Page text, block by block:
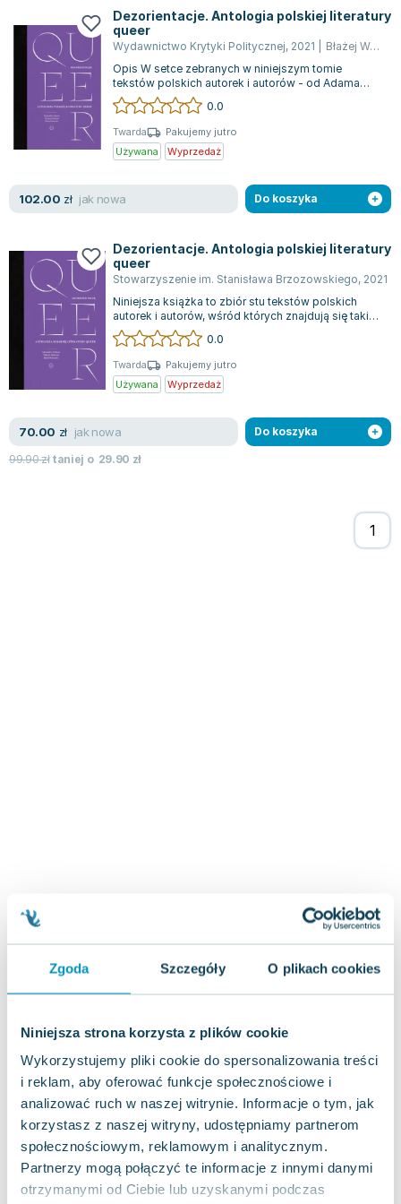
Zgoda Szczegóły O plikach cookies
Niniejsza strona korzysta z plików cookie
Wykorzystujemy pliki cookie do spersonalizowania treści
i reklam, aby oferować funkcje społecznościowe i
analizować ruch w naszej witrynie. Informacje o tym, jak
korzystasz z naszej witryny, udostępniamy partnerom
społecznościowym, reklamowym i analitycznym.
Partnerzy mogą połączyć te informacje z innymi danymi
otrzymanymi od Ciebie lub uzyskanymi podczas
Książki o naukach politycznych dla studentów
Książki do nauk przyrodniczych dla studentów
Książki do nauk społecznych dla studentów
Książki do nauk ścisłych dla studentów
Prawo - książki dla studentów
Technologia żywności - książki
Zarządzanie i marketing - książki
Nauka języków obcych - książki
Podręczniki dla nauczycieli - metodyka
Bolesław Prus
Clive Cussler
Wanda Chotomska
Józef Ignacy Kraszewski
Clive Staples Lewis
Martyna Wojciechowska
Melissa De la Cruz
Blanka Lipińska
Jaś Kapela
Witold Gadowski
Jan Pietrzak
Marcin Kowalczyk
Piotr Zychowicz
Joanna Jabłczyńska
Piotr Kościelny
Zygmunt Freud
Agata Passent
Michel Moran
Małgorzata Ohme
Maddie Ziegler
Joanna Racewicz
Janina Zającówna
Anna Prus (oprac.)
Nela Mała Reporterka
Agnieszka Maciąg
Barbara Wrzesińska
Terry Pratchett
Virginia Woolf
Dezorientacje. Antologia polskiej literatury
queer
Wydawnictwo Krytyki Politycznej, 2021
Błażej Warkocki
Opis W setce zebranych w niniejszym tomie
tekstów polskich autorek i autorów - od Adama
Mickiewicza, przez Jarosława Iwaszkiewicza...
0.0
Twarda
Pakujemy jutro
Używana
Wyprzedaż
102.00 zł jak nowa Do koszyka
Dezorientacje. Antologia polskiej literatury
queer
Stowarzyszenie im. Stanisława Brzozowskiego, 2021
Niniejsza książka to zbiór stu tekstów polskich
autorek i autorów, wśród których znajdują się takie
nazwiska jak Adam Mickiewicz,...
0.0
Twarda
Pakujemy jutro
Używana
Wyprzedaż
70.00 zł jak nowa
99.90złtaniej o 29.90 zł
Do koszyka